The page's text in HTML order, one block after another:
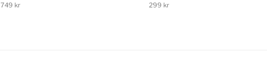
749 kr
299 kr